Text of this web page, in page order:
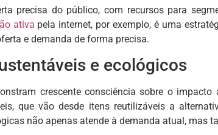
precisa do público, com recursos para
ativa pela internet, por exemplo, é uma
e demanda de forma precisa.
e ecológicos
crescente consciência sobre o
que vão desde itens reutilizáveis a
não apenas atende à demanda atual, mas